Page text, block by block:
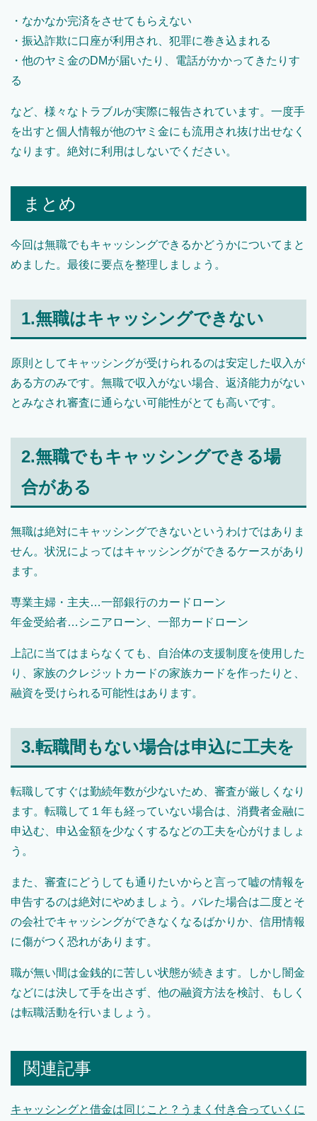
・なかなか完済をさせてもらえない
・振込詐欺に口座が利用され、犯罪に巻き込まれる
・他のヤミ金のDMが届いたり、電話がかかってきたりす
る
など、様々なトラブルが実際に報告されています。一度手
を出すと個人情報が他のヤミ金にも流用され抜け出せなく
なります。絶対に利用はしないでください。
まとめ
今回は無職でもキャッシングできるかどうかについてまと
めました。最後に要点を整理しましょう。
1.無職はキャッシングできない
原則としてキャッシングが受けられるのは安定した収入が
ある方のみです。無職で収入がない場合、返済能力がない
とみなされ審査に通らない可能性がとても高いです。
2.無職でもキャッシングできる場
合がある
無職は絶対にキャッシングできないというわけではありま
せん。状況によってはキャッシングができるケースがあり
ます。
専業主婦・主夫…一部銀行のカードローン
年金受給者…シニアローン、一部カードローン
上記に当てはまらなくても、自治体の支援制度を使用した
り、家族のクレジットカードの家族カードを作ったりと、
融資を受けられる可能性はあります。
3.転職間もない場合は申込に工夫を
転職してすぐは勤続年数が少ないため、審査が厳しくなり
ます。転職して１年も経っていない場合は、消費者金融に
申込む、申込金額を少なくするなどの工夫を心がけましょ
う。
また、審査にどうしても通りたいからと言って嘘の情報を
申告するのは絶対にやめましょう。バレた場合は二度とそ
の会社でキャッシングができなくなるばかりか、信用情報
に傷がつく恐れがあります。
職が無い間は金銭的に苦しい状態が続きます。しかし闇金
などには決して手を出さず、他の融資方法を検討、もしく
は転職活動を行いましょう。
関連記事
キャッシングと借金は同じこと？うまく付き合っていくに